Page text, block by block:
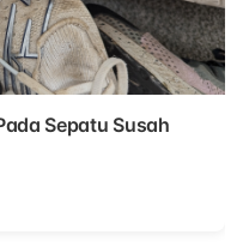
Sepatu Susah